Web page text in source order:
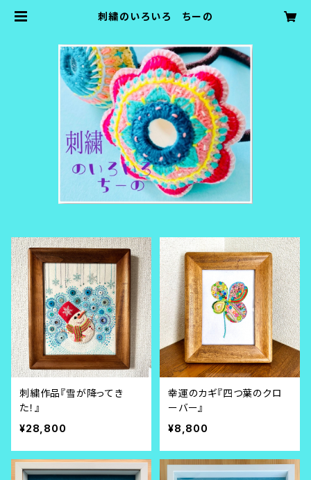
刺繍のいろいろ ちーの
刺繍作品『雪が降ってき
た！』
¥28,800
幸運のカギ『四つ葉のクロ
ーバー』
¥8,800